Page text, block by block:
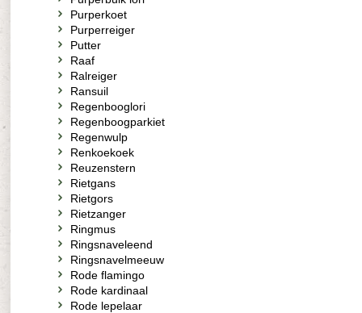
Purperkoet
Purperreiger
Putter
Raaf
Ralreiger
Ransuil
Regenbooglori
Regenboogparkiet
Regenwulp
Renkoekoek
Reuzenstern
Rietgans
Rietgors
Rietzanger
Ringmus
Ringsnaveleend
Ringsnavelmeeuw
Rode flamingo
Rode kardinaal
Rode lepelaar